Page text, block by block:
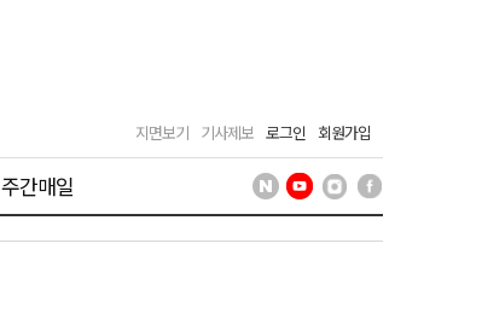
지면보기 기사제보 로그인 회원가입
주간매일